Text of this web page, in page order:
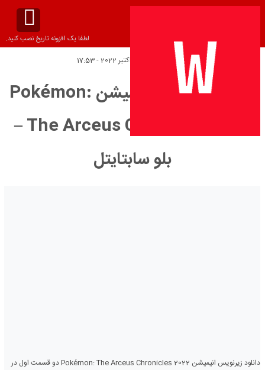
لطفا یک افزونه تاریخ نصب کنید.
تاریخ انتشار:
دانلود زیرنویس انیمیشن Pokémon:
The Arceus Chronicles 2022 –
بلو سابتايتل
دانلود زیرنویس انیمیشن Pokémon: The Arceus Chronicles 2022 دو قسمت اول در